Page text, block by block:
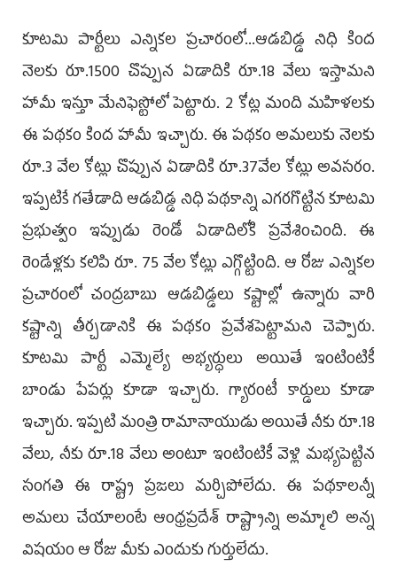
కూటమి పార్టీలు ఎన్నికల ప్రచారంలో...ఆడబిడ్డ నిధి కింద
నెలకు రూ.1500 చొప్పున ఏడాదికి రూ.18 వేలు ఇస్తామని
హామీ ఇస్తూ మేనిఫెస్టోలో పెట్టారు. 2 కోట్ల మంది మహిళలకు
ఈ పథకం కింద హామీ ఇచ్చారు. ఈ పథకం అమలుకు నెలకు
రూ.3 వేల కోట్లు చొప్పున ఏడాదికి రూ.37వేల కోట్లు అవసరం.
ఇప్పటికే గతేడాది ఆడబిడ్డ నిధి పథకాన్ని ఎగరగొట్టిన కూటమి
ప్రభుత్వం ఇప్పుడు రెండో ఏడాదిలోకి ప్రవేశించింది. ఈ
రెండేళ్లకు కలిపి రూ. 75 వేల కోట్లు ఎగ్గొట్టింది. ఆ రోజు ఎన్నికల
ప్రచారంలో చంద్రబాబు ఆడబిడ్డలు కష్టాల్లో ఉన్నారు వారి
కష్టాన్ని తీర్చడానికి ఈ పథకం ప్రవేశపెట్టామని చెప్పారు.
కూటమి పార్టీ ఎమ్మెల్యే అభ్యర్ధులు అయితే ఇంటింటికీ
బాండు పేపర్లు కూడా ఇచ్చారు. గ్యారంటీ కార్డులు కూడా
ఇచ్చారు. ఇప్పటి మంత్రి రామానాయుడు అయితే నీకు రూ.18
వేలు, నీకు రూ.18 వేలు అంటూ ఇంటింటికీ వెళ్లి మభ్యపెట్టిన
సంగతి ఈ రాష్ట్ర ప్రజలు మర్చిపోలేదు. ఈ పథకాలన్నీ
అమలు చేయాలంటే ఆంధ్రప్రదేశ్ రాష్ట్రాన్ని అమ్మాలి అన్న
విషయం ఆ రోజు మీకు ఎందుకు గుర్తులేదు.